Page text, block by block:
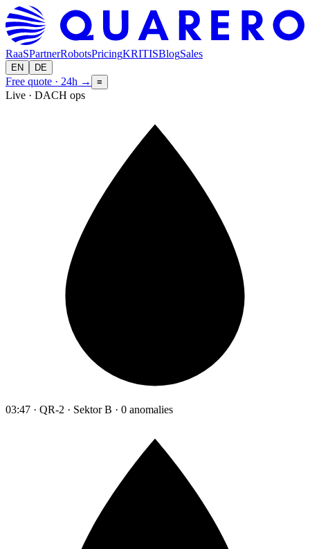
RaaSPartnerRobotsPricingKRITISBlogSales
EN DE
Free quote · 24h → ≡
Live · DACH ops
03:47 · QR-2 · Sektor B · 0 anomalies